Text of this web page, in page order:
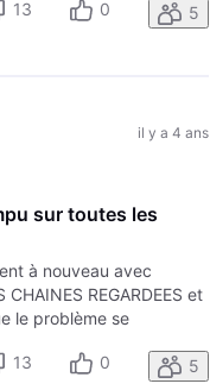
13 0 5
il y a 4 ans
sur toutes les
à nouveau avec
REGARDEES et
le problème se
13 0 5